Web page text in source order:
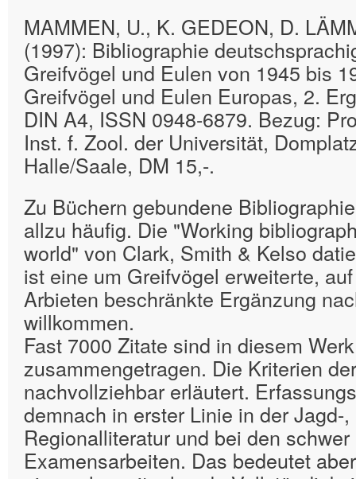
MAMMEN, U., K. GEDEON, D.
(1997): Bibliographie
Greifvögel und Eulen von 1945 bis
Greifvögel und Eulen Europas, 2.
DIN A4, ISSN 0948-6879. Bezug:
Inst. f. Zool. der Universität,
Halle/Saale, DM 15,-.
Zu Büchern gebundene
allzu häufig. Die "Working
world" von Clark, Smith & Kelso
ist eine um Greifvögel erweiterte,
Arbieten beschränkte Ergänzung
willkommen.
Fast 7000 Zitate sind in diesem Werk
zusammengetragen. Die Kriterien
nachvollziehbar erläutert.
demnach in erster Linie in der Jagd-,
Regionalliteratur und bei den
Examensarbeiten. Das bedeutet